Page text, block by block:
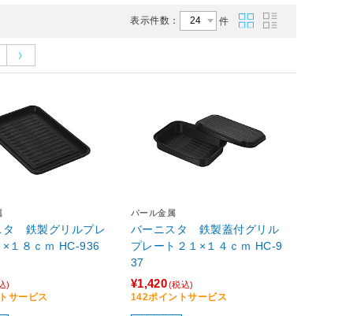
表示件数： 件
タ 鉄製グリルプレ
ート２６×１８ｃｍ HC-936
)
サービス
パール金属
バーニスタ 鉄製蓋付グリル
プレート２１×１４ｃｍ HC-9
37
¥1,420(税込)
142ポイントサービス